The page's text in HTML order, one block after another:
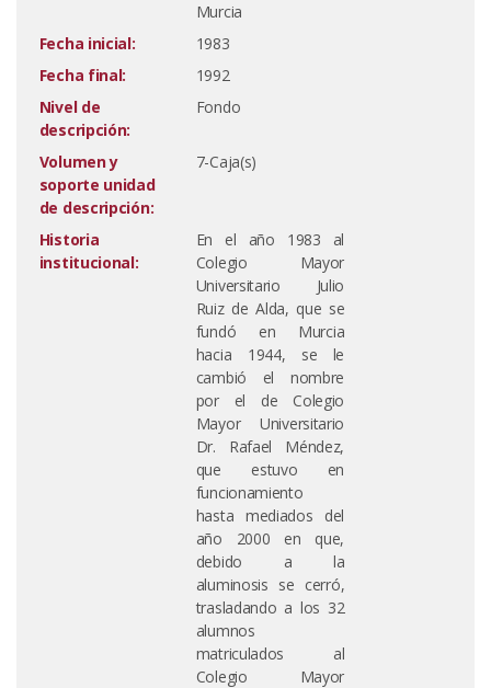
Murcia
Fecha inicial:
1983
Fecha final:
1992
Nivel de
descripción:
Fondo
Volumen y
soporte unidad
de descripción:
7-Caja(s)
Historia
institucional:
En el año 1983 al
Colegio Mayor
Universitario Julio
Ruiz de Alda, que se
fundó en Murcia
hacia 1944, se le
cambió el nombre
por el de Colegio
Mayor Universitario
Dr. Rafael Méndez,
que estuvo en
funcionamiento
hasta mediados del
año 2000 en que,
debido a la
aluminosis se cerró,
trasladando a los 32
alumnos
matriculados al
Colegio Mayor